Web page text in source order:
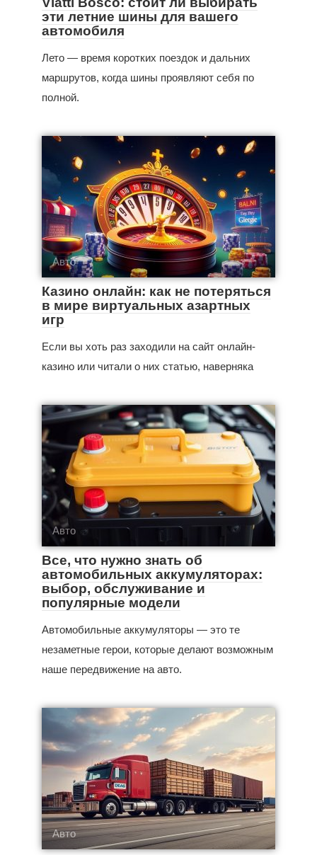
эти летние шины для вашего
автомобиля
Лето — время коротких поездок и дальних
маршрутов, когда шины проявляют себя по
полной.
Авто
Казино онлайн: как не потеряться
в мире виртуальных азартных
игр
Если вы хоть раз заходили на сайт онлайн-
казино или читали о них статью, наверняка
Авто
Все, что нужно знать об
автомобильных аккумуляторах:
выбор, обслуживание и
популярные модели
Автомобильные аккумуляторы — это те
незаметные герои, которые делают возможным
наше передвижение на авто.
Авто